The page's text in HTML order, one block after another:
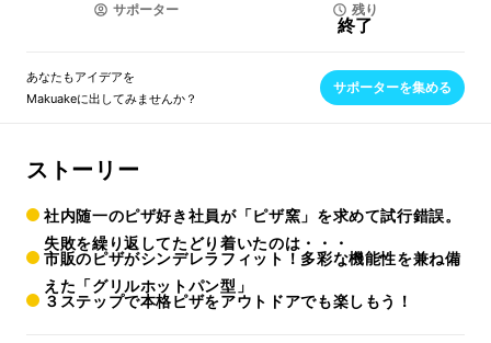
サポーター 残り
終了
あなたもアイデアを
Makuakeに出してみませんか？
サポーターを集める
ストーリー
社内随一のピザ好き社員が「ピザ窯」を求めて試行錯誤。
失敗を繰り返してたどり着いたのは・・・
市販のピザがシンデレラフィット！多彩な機能性を兼ね備
えた「グリルホットパン型」
３ステップで本格ピザをアウトドアでも楽しもう！